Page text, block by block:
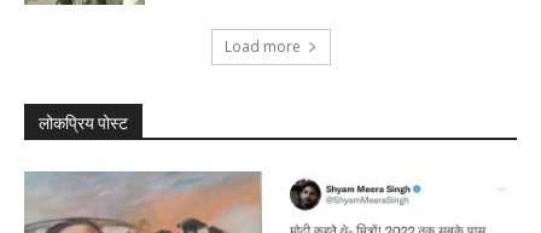
Load more
लोकप्रिय पोस्ट